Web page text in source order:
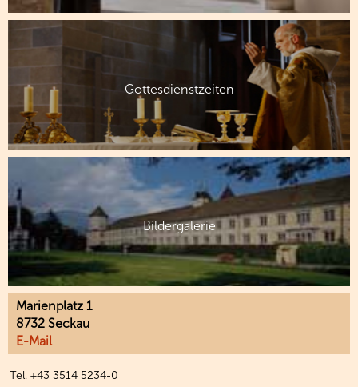
Gottesdienstzeiten
Bildergalerie
Marienplatz 1
8732 Seckau
E-Mail
Tel. +43 3514 5234-0